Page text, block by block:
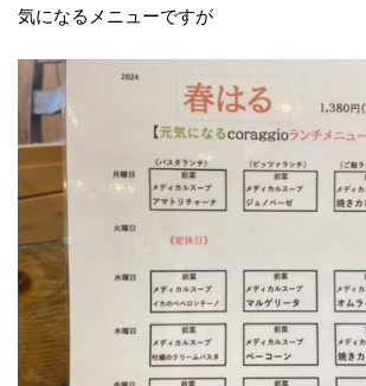
気になるメニューですが